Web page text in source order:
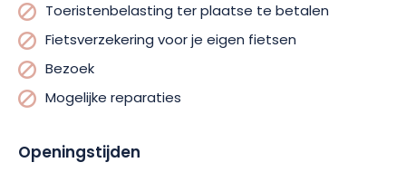
Toeristenbelasting ter plaatse te betalen
Fietsverzekering voor je eigen fietsen
Bezoek
Mogelijke reparaties
Openingstijden